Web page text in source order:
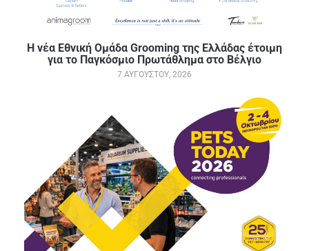
Η νέα Εθνική Ομάδα Grooming της Ελλάδας έτοιμη
για το Παγκόσμιο Πρωτάθλημα στο Βέλγιο
7 ΑΥΓΟΎΣΤΟΥ, 2026